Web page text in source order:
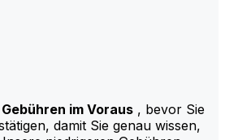
im Voraus , bevor Sie
damit Sie genau wissen,